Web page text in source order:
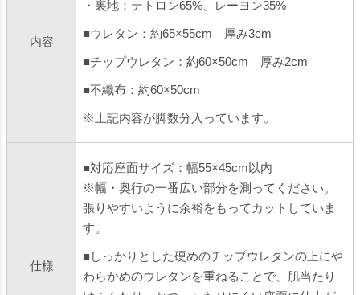
内容
・裏地：テトロン65%、レーヨン35%
■ウレタン：約65×55cm 厚み3cm
■チップウレタン：約60×50cm 厚み2cm
■不織布：約60×50cm
※上記内容が脚数分入っています。
仕様
■対応座面サイズ：幅55×45cm以内
※幅・奥行の一番広い部分を測ってください。
張りやすいように余裕をもってカットしていま
す。
■しっかりとした硬めのチップウレタンの上にや
わらかめのウレタンを重ねることで、肌当たり